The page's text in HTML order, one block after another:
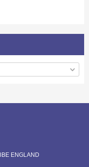
ENGLAND